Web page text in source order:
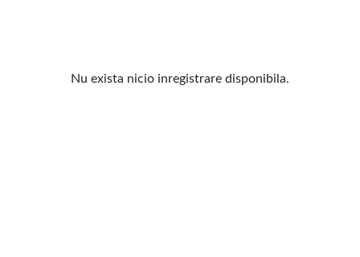
Nu exista nicio inregistrare disponibila.